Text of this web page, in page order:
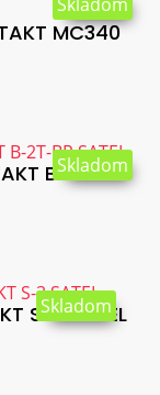
MC340
B-2T-BR
Skladom
S-3 SATEL
Skladom